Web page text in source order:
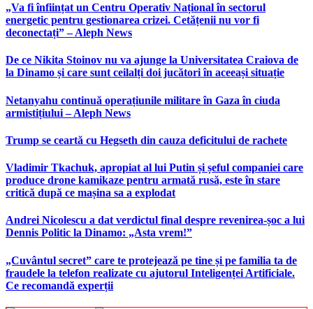
„Va fi înființat un Centru Operativ Național în sectorul
energetic pentru gestionarea crizei. Cetățenii nu vor fi
deconectați” – Aleph News
De ce Nikita Stoinov nu va ajunge la Universitatea Craiova de
la Dinamo și care sunt ceilalți doi jucători în aceeași situație
Netanyahu continuă operațiunile militare în Gaza în ciuda
armistițiului – Aleph News
Trump se ceartă cu Hegseth din cauza deficitului de rachete
Vladimir Tkachuk, apropiat al lui Putin și șeful companiei care
produce drone kamikaze pentru armată rusă, este în stare
critică după ce mașina sa a explodat
Andrei Nicolescu a dat verdictul final despre revenirea-șoc a lui
Dennis Politic la Dinamo: „Asta vrem!”
„Cuvântul secret” care te protejează pe tine și pe familia ta de
fraudele la telefon realizate cu ajutorul Inteligenței Artificiale.
Ce recomandă experții